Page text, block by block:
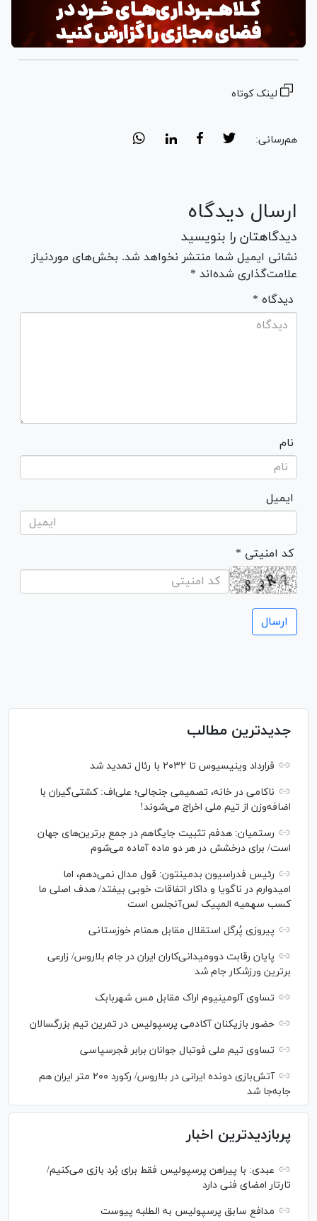
لینک کوتاه
هم‌رسانی:
ارسال دیدگاه
دیدگاهتان را بنویسید
نشانی ایمیل شما منتشر نخواهد شد. بخش‌های موردنیاز
علامت‌گذاری شده‌اند *
* دیدگاه
نام
ایمیل
* کد امنیتی
جدیدترین مطالب
قرارداد وینیسیوس تا ۲۰۳۲ با رئال‌ تمدید شد
ناکامی در خانه، تصمیمی جنجالی؛ علی‌اف: کشتی‌گیران با
اضافه‌وزن از تیم ملی اخراج می‌شوند!
رستمیان: هدفم تثبیت جایگاهم در جمع برترین‌های جهان
است/ برای درخشش در هر دو ماده آماده می‌شوم
رئیس فدراسیون بدمینتون: قول مدال نمی‌دهم، اما
امیدوارم در ناگویا و داکار اتفاقات خوبی بیفتد/ هدف اصلی ما
کسب سهمیه المپیک لس‌آنجلس است
پیروزی پُرگل استقلال مقابل همنام خوزستانی
پایان رقابت دوومیدانی‌کاران ایران در جام بلاروس/ زارعی
برترین ورزشکار جام شد
تساوی آلومینیوم اراک مقابل مس شهربابک
حضور بازیکنان آکادمی پرسپولیس در تمرین تیم بزرگسالان
تساوی تیم ملی فوتبال جوانان برابر فجرسپاسی
آتش‌بازی دونده ایرانی در بلاروس/ رکورد ۲۰۰ متر ایران هم
جابه‌جا شد
پربازدیدترین اخبار
عبدی: با پیراهن پرسپولیس فقط برای بُرد بازی می‌کنیم/
تارتار امضای فنی دارد
مدافع سابق پرسپولیس به الطلبه پیوست